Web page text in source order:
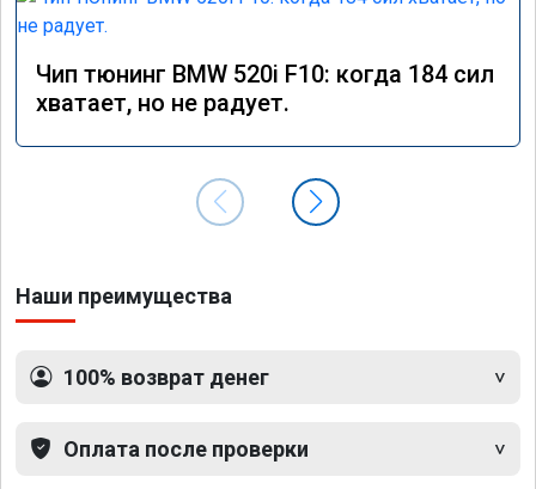
Чип тюнинг BMW 520i F10: когда 184 сил
хватает, но не радует.
Наши преимущества
100% возврат денег
Оплата после проверки